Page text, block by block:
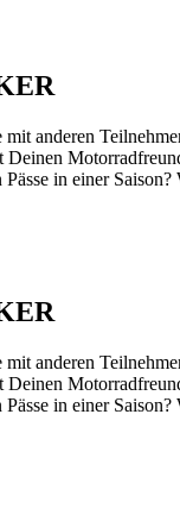
mit anderen
Deinen
in einer Saison?
mit anderen
Deinen
in einer Saison?